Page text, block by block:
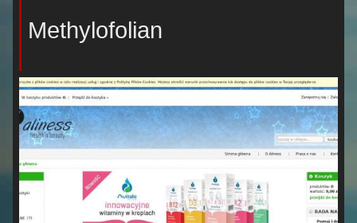
Methylofolian